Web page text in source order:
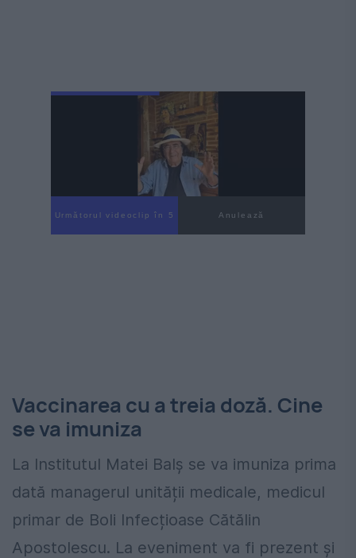
Următorul videoclip în 3 Anulează
Vaccinarea cu a treia doză. Cine
se va imuniza
La Institutul Matei Balș se va imuniza prima
dată managerul unității medicale, medicul
primar de Boli Infecțioase Cătălin
Apostolescu. La eveniment va fi prezent și